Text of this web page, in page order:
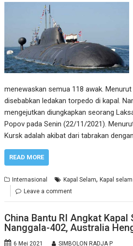
menewaskan semua 118 awak.
disebabkan ledakan torpedo di kapal.
mengejutkan diungkapkan seorang
Popov pada Senin (22/11/2021).
Kursk adalah akibat dari tabrakan
READ MORE
Internasional Kapal Selam,Kapal
Leave a comment
China Bantu RI Angkat Kapal
Nanggala-402, Australia
6 Mei 2021 SIMBOLON RADJA P